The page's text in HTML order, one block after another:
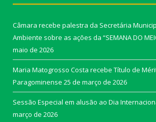
Câmara recebe palestra da Secretária
Ambiente sobre as ações da “SEMANA DO
maio de 2026
Maria Matogrosso Costa recebe Título de
Paragominense 25 de março de 2026
Sessão Especial em alusão ao Dia
março de 2026